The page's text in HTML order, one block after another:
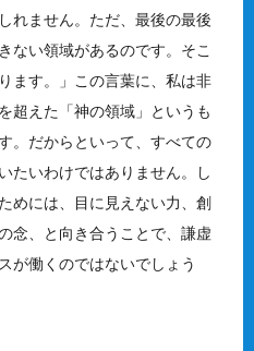
れません。ただ、最後の最後
ない領域があるのです。そこ
ます。」この言葉に、私は非
超えた「神の領域」というも
。だからといって、すべての
たいわけではありません。し
めには、目に見えない力、創
念、と向き合うことで、謙虚
が働くのではないでしょう